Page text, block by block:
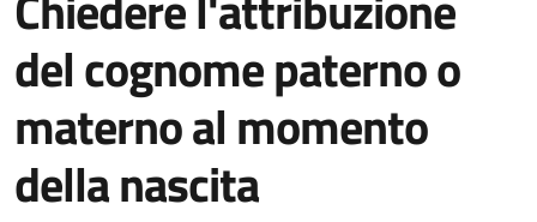
del cognome paterno o
materno al momento
della nascita